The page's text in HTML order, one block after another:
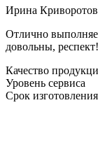
Ирина
Отлично
довольны,
Качество
Уровень сервиса
Срок изготовления